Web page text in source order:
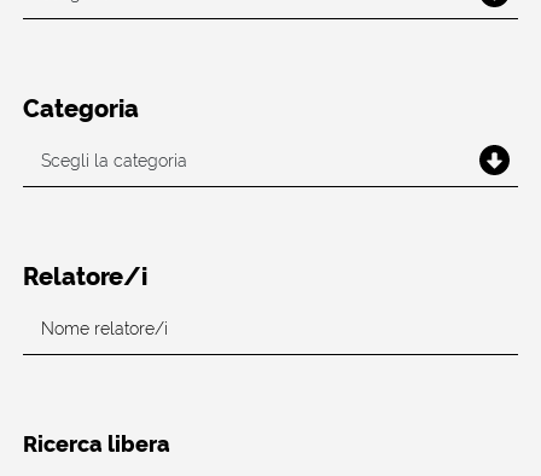
Categoria
Relatore/i
Ricerca libera